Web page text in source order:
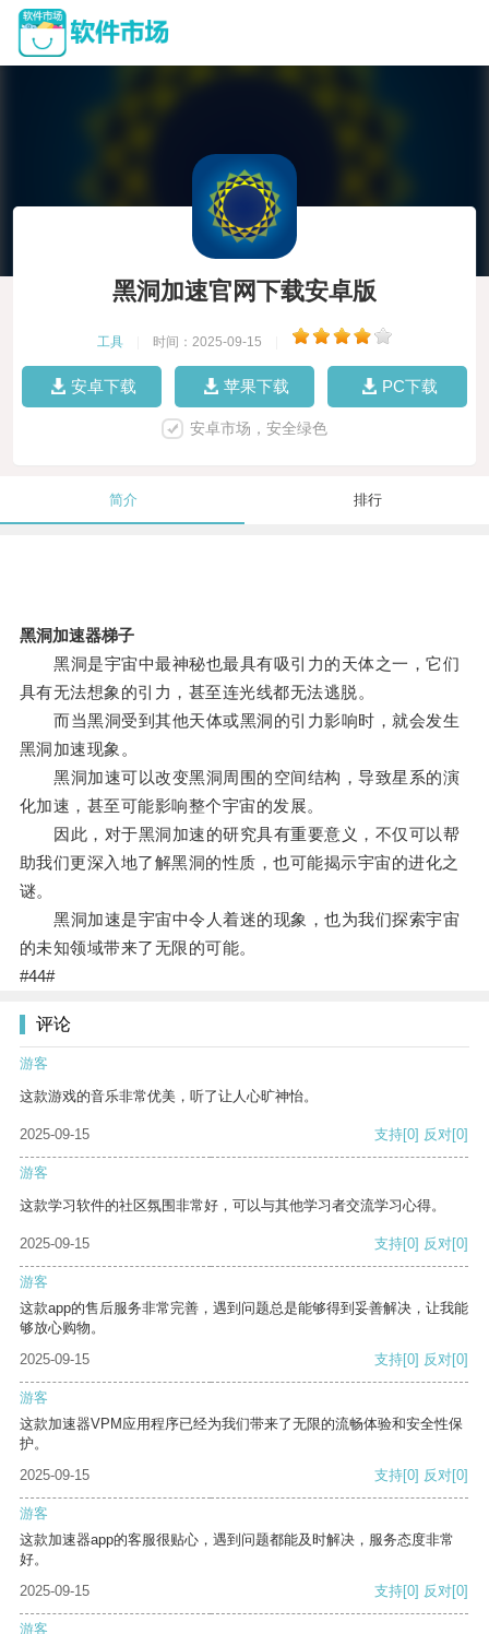
黑洞加速官网下载安卓版
工具 时间：2025-09-15
安卓下载 苹果下载 PC下载
安卓市场，安全绿色
简介 排行
黑洞加速器梯子
黑洞是宇宙中最神秘也最具有吸引力的天体之一，它们
具有无法想象的引力，甚至连光线都无法逃脱。
而当黑洞受到其他天体或黑洞的引力影响时，就会发生
黑洞加速现象。
黑洞加速可以改变黑洞周围的空间结构，导致星系的演
化加速，甚至可能影响整个宇宙的发展。
因此，对于黑洞加速的研究具有重要意义，不仅可以帮
助我们更深入地了解黑洞的性质，也可能揭示宇宙的进化之
谜。
黑洞加速是宇宙中令人着迷的现象，也为我们探索宇宙
的未知领域带来了无限的可能。
#44#
评论
游客
这款游戏的音乐非常优美，听了让人心旷神怡。
2025-09-15 支持[0] 反对[0]
游客
这款学习软件的社区氛围非常好，可以与其他学习者交流学习心得。
2025-09-15 支持[0] 反对[0]
游客
这款app的售后服务非常完善，遇到问题总是能够得到妥善解决，让我能
够放心购物。
2025-09-15
支持[0] 反对[0]
游客
这款加速器VPM应用程序已经为我们带来了无限的流畅体验和安全性保
护。
2025-09-15
支持[0] 反对[0]
游客
这款加速器app的客服很贴心，遇到问题都能及时解决，服务态度非常
好。
2025-09-15
支持[0] 反对[0]
游客